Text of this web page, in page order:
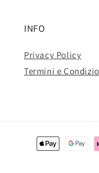
INFO
Privacy Policy
Termini e
Metodi